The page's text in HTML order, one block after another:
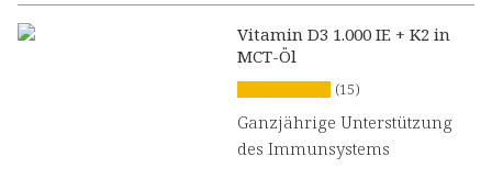
Vitamin D3 1.000 IE + K2 in
MCT-Öl
(15)
Ganzjährige Unterstützung
des Immunsystems